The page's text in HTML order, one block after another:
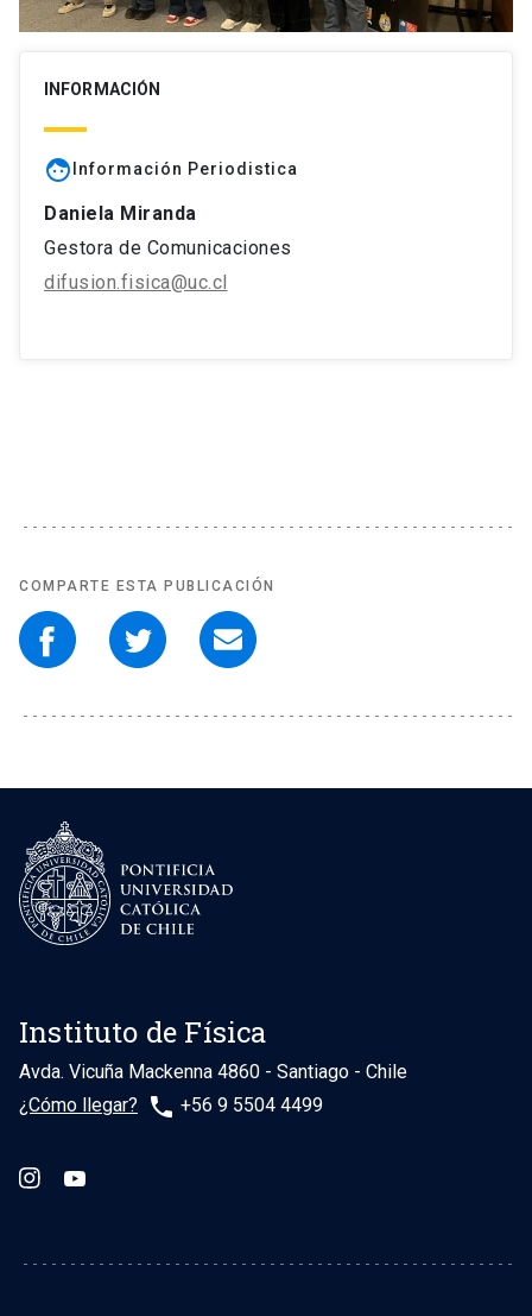
INFORMACIÓN
face Información Periodistica
Daniela Miranda
Gestora de Comunicaciones
difusion.fisica@uc.cl
COMPARTE ESTA PUBLICACIÓN
Instituto de Física
Avda. Vicuña Mackenna 4860 - Santiago - Chile
¿Cómo llegar?
phone +56 9 5504 4499